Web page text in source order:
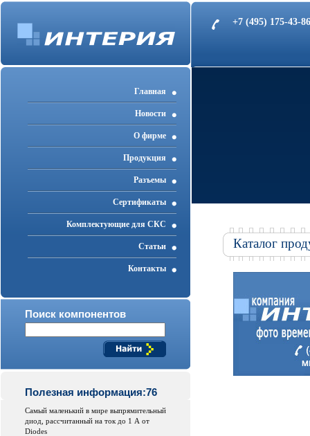
+7 (495) 175-43-
Главная
Новости
О фирме
Продукция
Разъемы
Cертификаты
Комплектующие для СКС
Статьи
Контакты
Поиск компонентов
Полезная информация:76
Самый маленький в мире выпрямительный
диод, рассчитанный на ток до 1 А от
Diodes
Каталог